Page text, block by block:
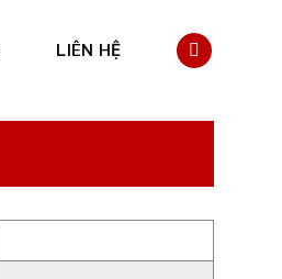
LIÊN HỆ